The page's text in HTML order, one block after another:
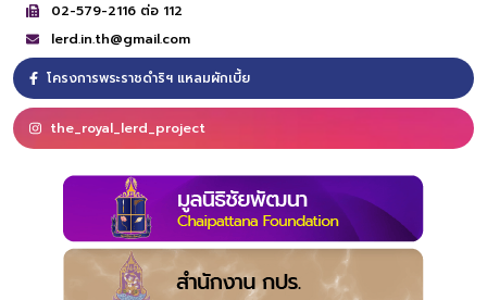
02-579-2116 ต่อ 112
lerd.in.th@gmail.com
โครงการพระราชดำริฯ แหลมผักเบี้ย
the_royal_lerd_project